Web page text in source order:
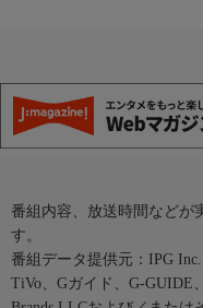
番組内容、放送時間などが
す。
番組データ提供元：IPG Inc.
TiVo、Gガイド、G-GUIDE